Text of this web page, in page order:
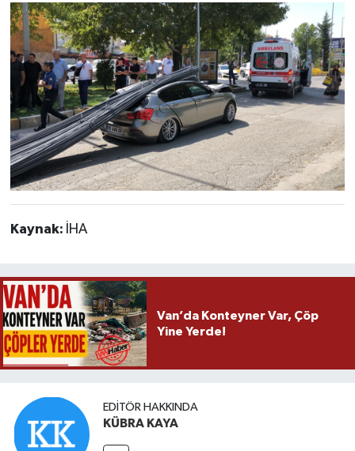
Kaynak: İHA
Van’da Konteyner Var, Çöp
Yine Yerde!
EDITÖR HAKKINDA
KÜBRA KAYA